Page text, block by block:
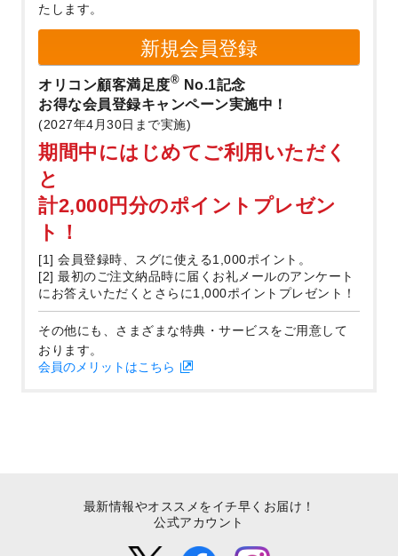
たします。
新規会員登録
オリコン顧客満足度® No.1記念
お得な会員登録キャンペーン実施中！
(2027年4月30日まで実施)
期間中にはじめてご利用いただく
と
計2,000円分のポイントプレゼン
ト！
[1] 会員登録時、スグに使える1,000ポイント。
[2] 最初のご注文納品時に届くお礼メールのアンケート
にお答えいただくとさらに1,000ポイントプレゼント！
その他にも、さまざまな特典・サービスをご用意して
おります。
会員のメリットはこちら
最新情報やオススメをイチ早くお届け！
公式アカウント